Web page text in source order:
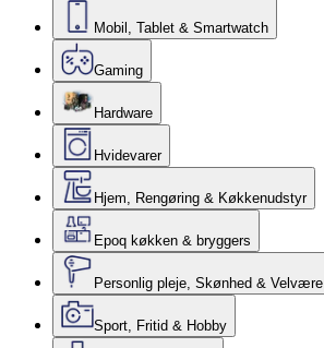
Mobil, Tablet & Smartwatch
Gaming
Hardware
Hvidevarer
Hjem, Rengøring & Køkkenudstyr
Epoq køkken & bryggers
Personlig pleje, Skønhed & Velvære
Sport, Fritid & Hobby